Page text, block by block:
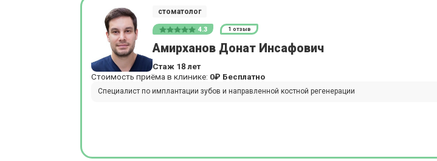
стоматолог
4.3 1 отзыв
Амирханов Донат Инсафович
Стаж 18 лет
Стоимость приёма в клинике: 0₽ Бесплатно
Специалист по имплантации зубов и направленной костной регенерации